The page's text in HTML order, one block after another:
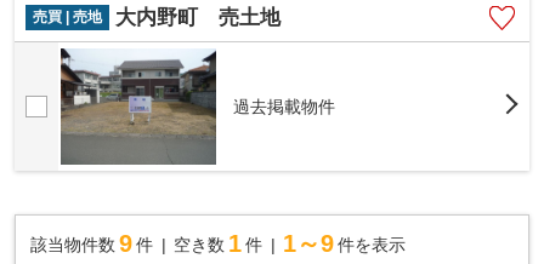
売買 | 売地 大内野町 売土地
過去掲載物件
該当物件数 9件 空き数 1 件 1～9 件を表示